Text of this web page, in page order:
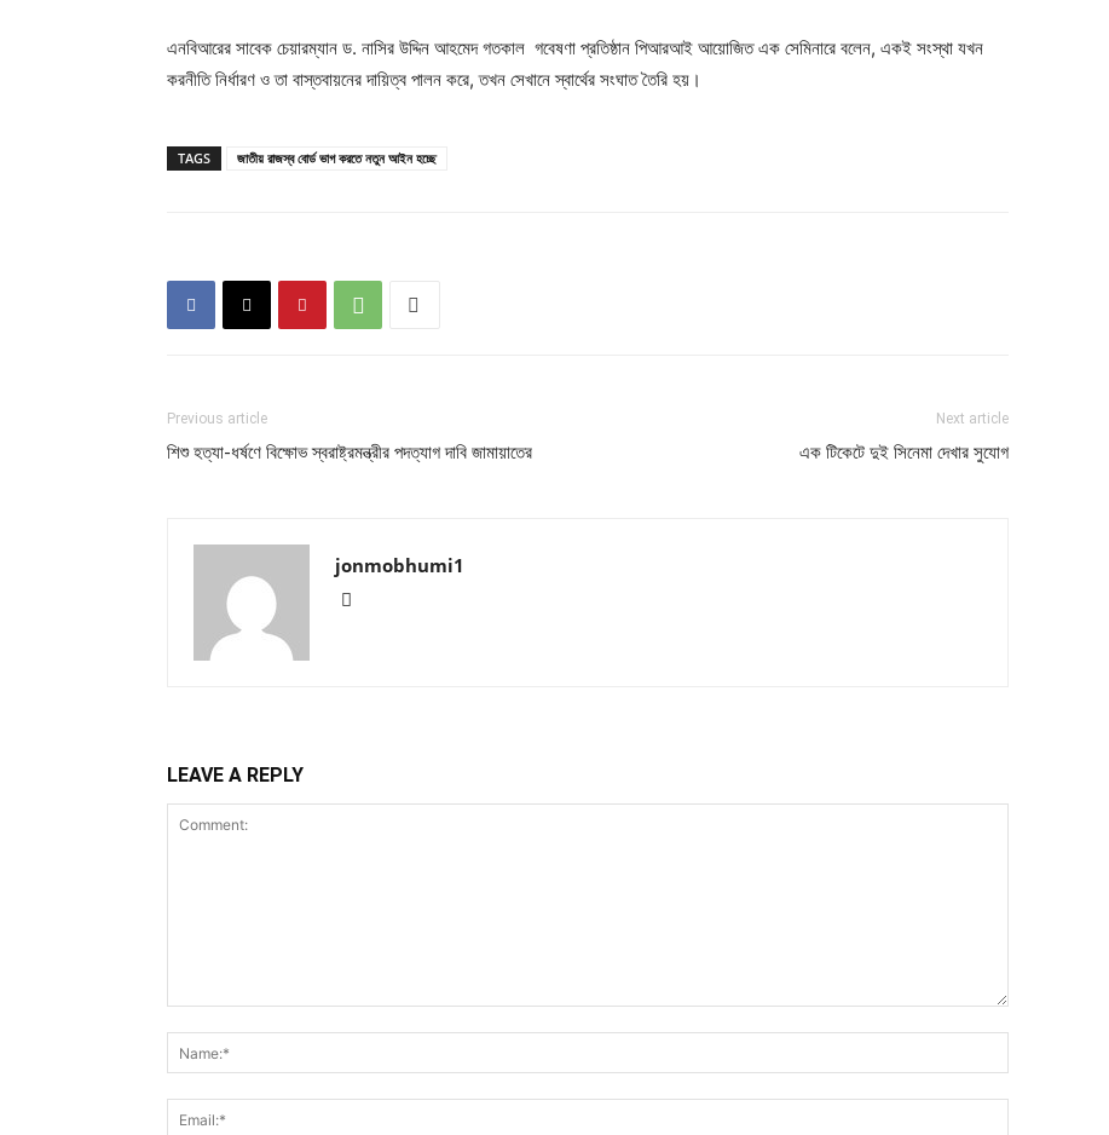
এনবিআরের সাবেক চেয়ারম্যান ড. নাসির উদ্দিন আহমেদ গতকাল গবেষণা প্রতিষ্ঠান পিআরআই আয়োজিত এক সেমিনারে বলেন, একই সংস্থা যখন
করনীতি নির্ধারণ ও তা বাস্তবায়নের দায়িত্ব পালন করে, তখন সেখানে স্বার্থের সংঘাত তৈরি হয়।
TAGS জাতীয় রাজস্ব বোর্ড ভাগ করতে নতুন আইন হচ্ছে
Previous article
শিশু হত্যা-ধর্ষণে বিক্ষোভ স্বরাষ্ট্রমন্ত্রীর পদত্যাগ দাবি জামায়াতের
Next article
এক টিকেটে দুই সিনেমা দেখার সুযোগ
jonmobhumi1
LEAVE A REPLY